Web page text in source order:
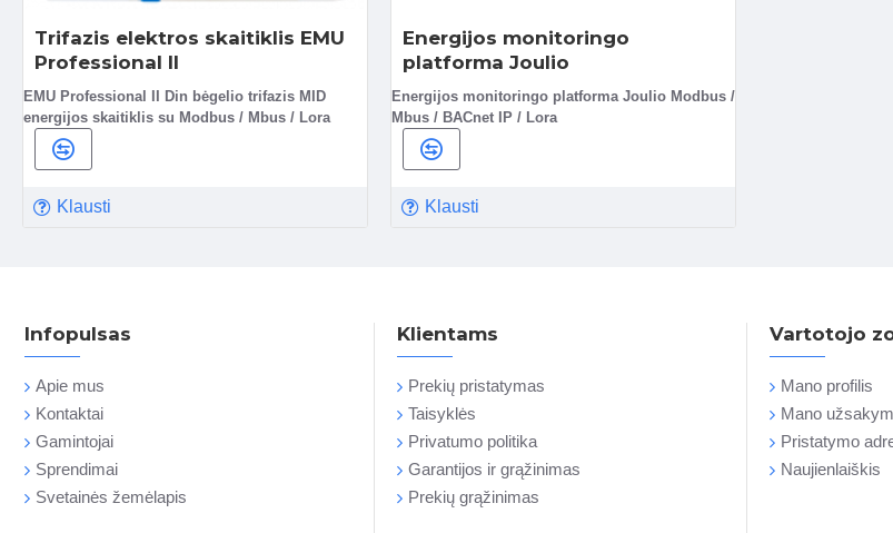
Trifazis elektros skaitiklis EMU
Professional II
EMU Professional II Din bėgelio trifazis MID
energijos skaitiklis su Modbus / Mbus / Lora
Klausti
Energijos monitoringo
platforma Joulio
Energijos monitoringo platforma Joulio Modbus /
Mbus / BACnet IP / Lora
Klausti
Infopulsas
Apie mus
Kontaktai
Gamintojai
Sprendimai
Svetainės žemėlapis
Klientams
Prekių pristatymas
Taisyklės
Privatumo politika
Garantijos ir grąžinimas
Prekių grąžinimas
Vartotojo
Mano profilis
Mano
Pristatymo
Naujienlaiškis